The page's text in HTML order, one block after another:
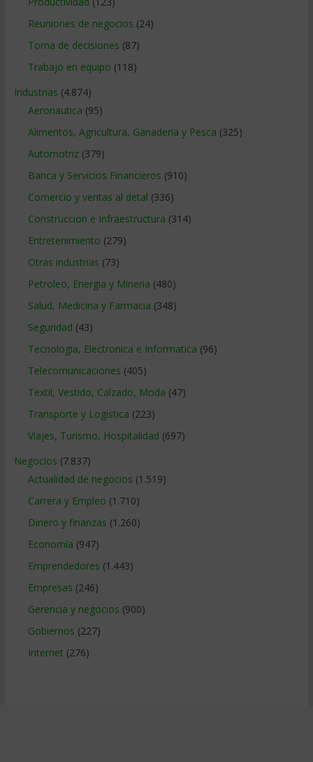
Reuniones de negocios (24)
Toma de decisiones (87)
Trabajo en equipo (118)
Industrias (4.874)
Aeronautica (95)
Alimentos, Agricultura, Ganaderia y Pesca (325)
Automotriz(379)
Banca y Servicios Financieros (910)
Comercio y ventas al detal (336)
Construccion e Infraestructura (314)
Entretenimiento (279)
Otras industrias (73)
Petroleo, Energia y Mineria (480)
Salud, Medicina y Farmacia (348)
Seguridad (43)
Tecnologia, Electronica e Informatica (96)
Telecomunicaciones (405)
Textil, Vestido, Calzado, Moda (47)
Transporte y Logistica (223)
Viajes, Turismo, Hospitalidad (697)
Negocios (7.837)
Actualidad de negocios (1.519)
Carrera y Empleo (1.710)
Dinero y finanzas (1.260)
Economía (947)
Emprendedores (1.443)
Empresas (246)
Gerencia y negocios (900)
Gobiernos (227)
Internet (276)